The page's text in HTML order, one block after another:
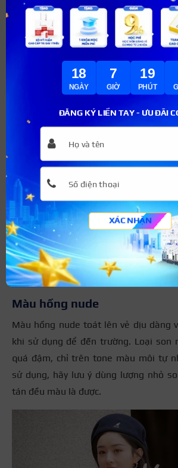
nhẹ nhàng, gần giống với màu môi tự
Với màu son này, các bạn học sinh
lòng môi và tán đều. Dù lỡ tay dùng
sắc cũng rất tự nhiên, không quá nổi
Màu hồng đào nhẹ nhàng, gần giống
bé
Màu hồng nude
Màu hồng nude toát lên vẻ dịu dàng
khi sử dụng để đến trường. Loại son
quá đậm, chỉ trên tone màu môi tự
sử dụng, hãy lưu ý dùng lượng nhỏ
tán đều màu là được.
ĐĂNG KÝ LIỀN TAY - ƯU ĐÃI
18
NGÀY
7
GIỜ
19
PHÚT
XÁC NHẬN